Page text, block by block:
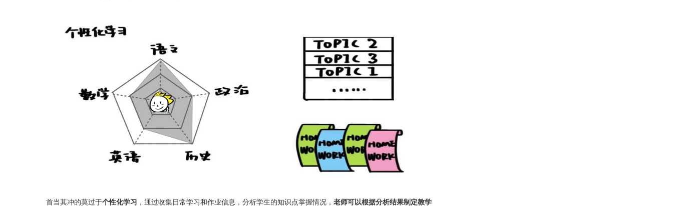
首当其冲的莫过于个性化学习 ，通过收集日常学习和作业信息，分析学生的知识点掌握情况， 老师可以根据分析结果制定教学